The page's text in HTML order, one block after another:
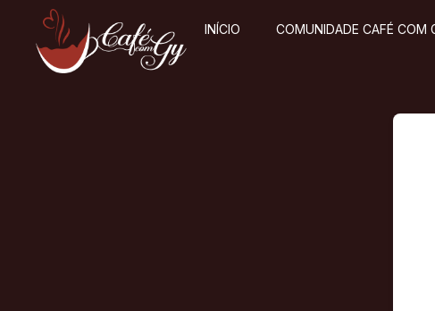
INÍCIO COMUNIDADE CAFÉ COM